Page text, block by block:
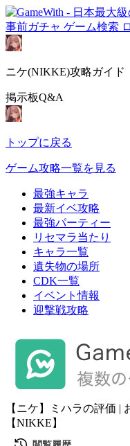
事前ガチャ ゲーム検索
ニケ(NIKKE)攻略ガイド
掲示板Q&A
トップに戻る
ゲーム攻略一覧を見る
最強キャラ
最新イベ攻略
最強パーティー
リセマラ当たり
キャラ一覧
遺失物の場所
CDK一覧
イベント情報
迎撃戦攻略
【ニケ】ミハラの評価 |
【NIKKE】